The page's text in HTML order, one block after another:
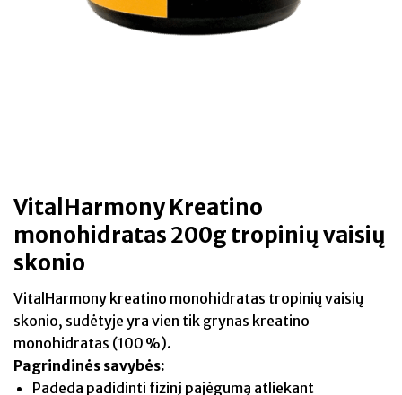
VitalHarmony Kreatino
monohidratas 200g tropinių vaisių
skonio
VitalHarmony kreatino monohidratas tropinių vaisių
skonio, sudėtyje yra vien tik grynas kreatino
monohidratas (100 %).
Pagrindinės savybės:
Padeda padidinti fizinį pajėgumą atliekant